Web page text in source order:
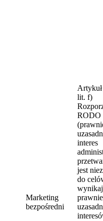
Marketing
bezpośredni
Artykuł
lit. f)
RODO
interes
jest
do
prawnie